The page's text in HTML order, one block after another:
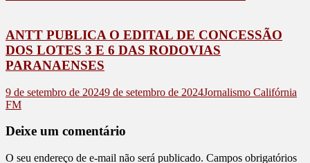
ANTT PUBLICA O EDITAL DE CONCESSÃO
DOS LOTES 3 E 6 DAS RODOVIAS
PARANAENSES
9 de setembro de 20249 de setembro de 2024Jornalismo Califórnia
FM
Deixe um comentário
O seu endereço de e-mail não será publicado. Campos obrigatórios